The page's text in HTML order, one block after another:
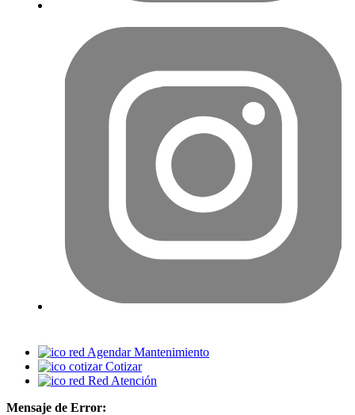
Agendar Mantenimiento
Cotizar
Red Atención
Mensaje de Error: